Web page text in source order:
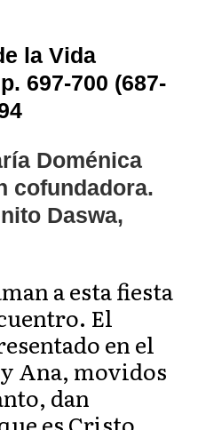
la Vida
697-700 (687-
Doménica
cofundadora.
Daswa,
a esta fiesta
El
en el
Ana, movidos
dan